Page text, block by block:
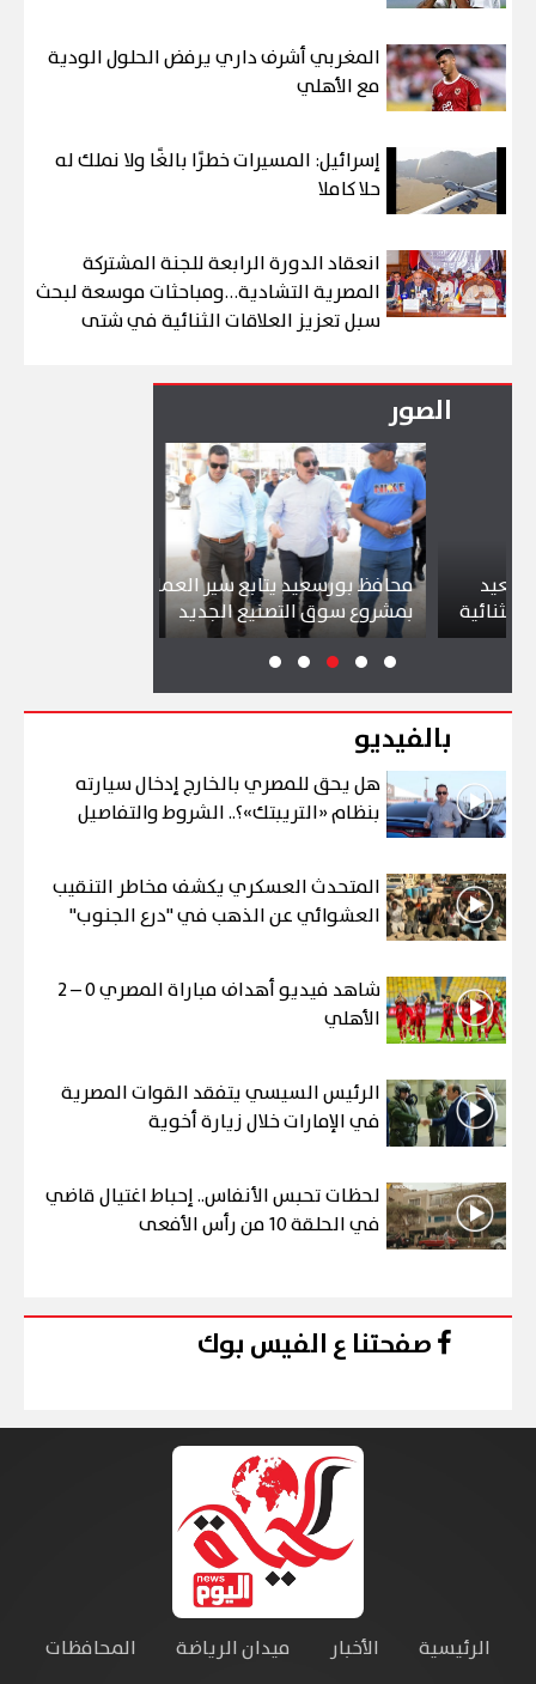
المغربي أشرف داري يرفض الحلول الودية
مع الأهلي
إسرائيل: المسيرات خطرًا بالغًا ولا نملك له
حلا كاملا
انعقاد الدورة الرابعة للجنة المشتركة
المصرية التشادية…ومباحثات موسعة لبحث
سبل تعزيز العلاقات الثنائية في شتى
الصور
محافظ بورسعيد يتابع سير العمل
بمشروع سوق التصنيع الجديد
بالفيديو
هل يحق للمصري بالخارج إدخال سيارته
بنظام «التريبتك»؟.. الشروط والتفاصيل
المتحدث العسكري يكشف مخاطر التنقيب
العشوائي عن الذهب في "درع الجنوب"
شاهد فيديو أهداف مباراة المصري 0 – 2
الأهلي
الرئيس السيسي يتفقد القوات المصرية
في الإمارات خلال زيارة أخوية
لحظات تحبس الأنفاس.. إحباط اغتيال قاضي
في الحلقة 10 من رأس الأفعى
صفحتنا ع الفيس بوك
الرئيسية الأخبار ميدان الرياضة المحافظات